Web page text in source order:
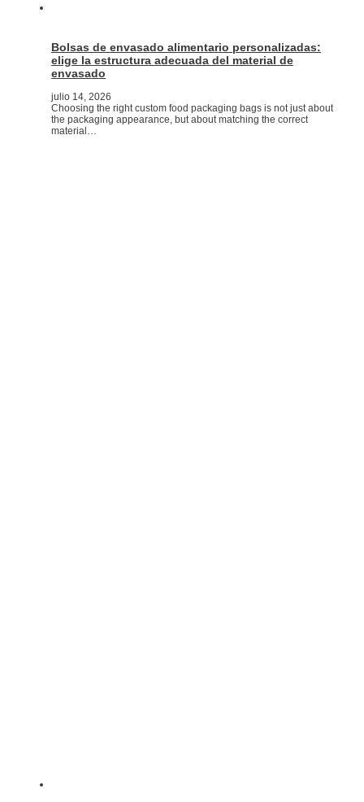
Bolsas de envasado alimentario personalizadas:
elige la estructura adecuada del material de
envasado
julio 14, 2026
Choosing the right custom food packaging bags is not just about
the packaging appearance, but about matching the correct
material…